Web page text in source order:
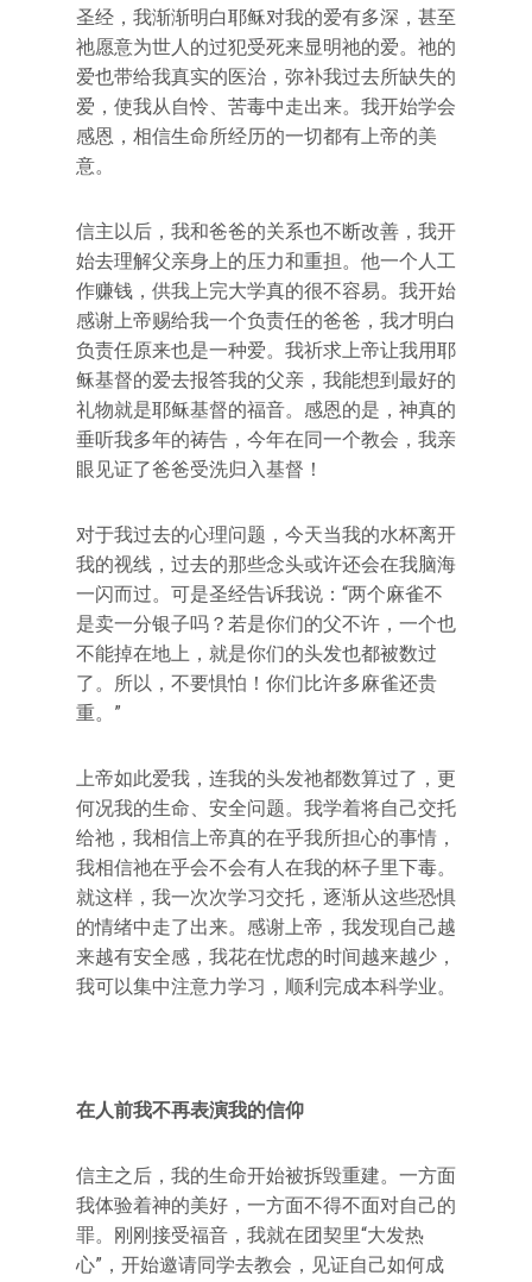
圣经，我渐渐明白耶稣对我的爱有多深，甚至
祂愿意为世人的过犯受死来显明祂的爱。祂的
爱也带给我真实的医治，弥补我过去所缺失的
爱，使我从自怜、苦毒中走出来。我开始学会
感恩，相信生命所经历的一切都有上帝的美
意。
信主以后，我和爸爸的关系也不断改善，我开
始去理解父亲身上的压力和重担。他一个人工
作赚钱，供我上完大学真的很不容易。我开始
感谢上帝赐给我一个负责任的爸爸，我才明白
负责任原来也是一种爱。我祈求上帝让我用耶
稣基督的爱去报答我的父亲，我能想到最好的
礼物就是耶稣基督的福音。感恩的是，神真的
垂听我多年的祷告，今年在同一个教会，我亲
眼见证了爸爸受洗归入基督！
对于我过去的心理问题，今天当我的水杯离开
我的视线，过去的那些念头或许还会在我脑海
一闪而过。可是圣经告诉我说：“两个麻雀不
是卖一分银子吗？若是你们的父不许，一个也
不能掉在地上，就是你们的头发也都被数过
了。所以，不要惧怕！你们比许多麻雀还贵
重。”
上帝如此爱我，连我的头发祂都数算过了，更
何况我的生命、安全问题。我学着将自己交托
给祂，我相信上帝真的在乎我所担心的事情，
我相信祂在乎会不会有人在我的杯子里下毒。
就这样，我一次次学习交托，逐渐从这些恐惧
的情绪中走了出来。感谢上帝，我发现自己越
来越有安全感，我花在忧虑的时间越来越少，
我可以集中注意力学习，顺利完成本科学业。
在人前我不再表演我的信仰
信主之后，我的生命开始被拆毁重建。一方面
我体验着神的美好，一方面不得不面对自己的
罪。刚刚接受福音，我就在团契里“大发热
心”，开始邀请同学去教会，见证自己如何成